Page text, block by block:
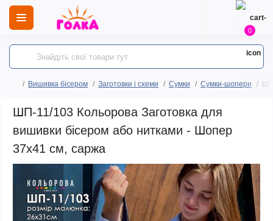
0
Вишивка бісером Заготовки і схеми Сумки Сумки-шопери
ШП-11/103 Кольорова Заготовка для
вишивки бісером або нитками - Шопер
37x41 см, саржа